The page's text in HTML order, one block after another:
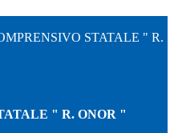
STATALE " R.
" R. ONOR "